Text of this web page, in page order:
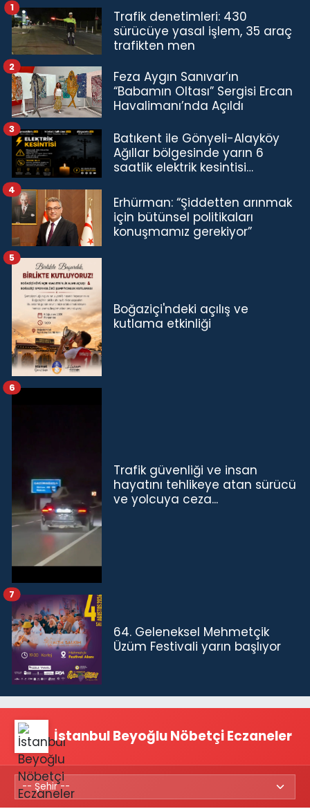
Trafik denetimleri: 430
sürücüye yasal işlem, 35 araç
trafikten men
1
Feza Aygın Sanıvar’ın
“Babamın Oltası” Sergisi Ercan
Havalimanı’nda Açıldı
2
Batıkent ile Gönyeli-Alayköy
Ağıllar bölgesinde yarın 6
saatlik elektrik kesintisi…
3
Erhürman: “Şiddetten arınmak
için bütünsel politikaları
konuşmamız gerekiyor”
4
Boğaziçi'ndeki açılış ve
kutlama etkinliği
5
Trafik güvenliği ve insan
hayatını tehlikeye atan sürücü
ve yolcuya ceza...
6
64. Geleneksel Mehmetçik
Üzüm Festivali yarın başlıyor
7
İstanbul Beyoğlu Nöbetçi Eczaneler